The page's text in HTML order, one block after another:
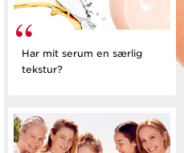
Har mit serum en særlig
tekstur?